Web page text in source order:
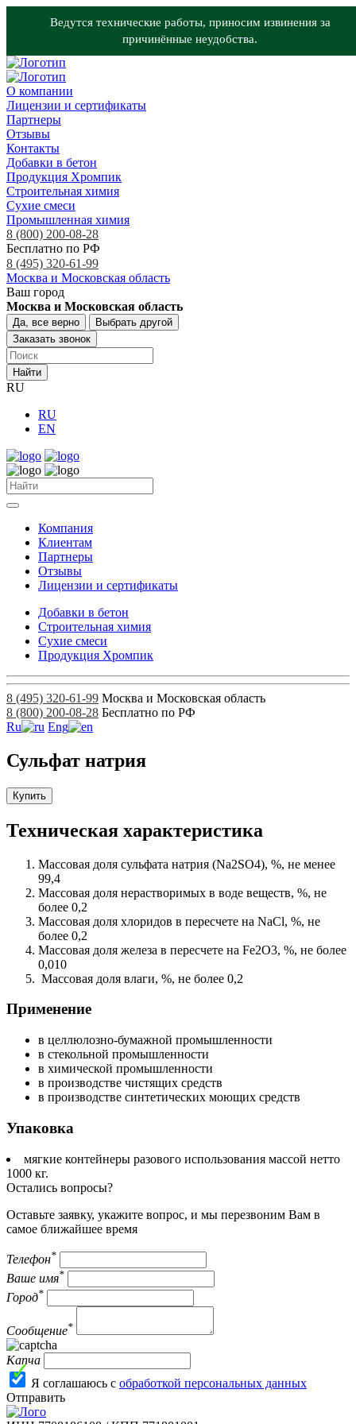
Ведутся технические работы, приносим извинения за
причинённые неудобства.
О компании
Лицензии и сертификаты
Партнеры
Отзывы
Контакты
Добавки в бетон
Продукция Хромпик
Строительная химия
Сухие смеси
Промышленная химия
8 (800) 200-08-28
Бесплатно по РФ
8 (495) 320-61-99
Москва и Московская область
Ваш город
Москва и Московская область
Да, все верно
Выбрать другой
Заказать звонок
Найти
RU
RU
EN
Компания
Клиентам
Партнеры
Отзывы
Лицензии и сертификаты
Добавки в бетон
Строительная химия
Сухие смеси
Продукция Хромпик
8 (495) 320-61-99 Москва и Московская область
8 (800) 200-08-28 Бесплатно по РФ
Ru
Eng
Сульфат натрия
Купить
Техническая характеристика
Массовая доля сульфата натрия (Na2SO4), %, не менее
99,4
Массовая доля нерастворимых в воде веществ, %, не
более 0,2
Массовая доля хлоридов в пересчете на NaCl, %, не
более 0,2
Массовая доля железа в пересчете на Fe2O3, %, не более
0,010
Массовая доля влаги, %, не более 0,2
Применение
в целлюлозно-бумажной промышленности
в стекольной промышленности
в химической промышленности
в производстве чистящих средств
в производстве синтетических моющих средств
Упаковка
мягкие контейнеры разового использования массой нетто
1000 кг.
Остались вопросы?
Оставьте заявку, укажите вопрос, и мы перезвоним Вам в
самое ближайшее время
Телефон*
Ваше имя*
Город*
Сообщение*
Капча
Я соглашаюсь с обработкой персональных данных
Отправить